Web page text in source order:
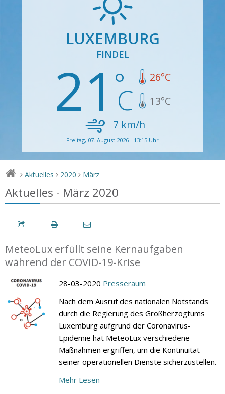
LUXEMBURG
FINDEL
21 26°C
13°C
7 km/h
Freitag, 07. August 2026 - 13:15 Uhr
> Aktuelles > 2020 > März
Aktuelles - März 2020
MeteoLux erfüllt seine Kernaufgaben
während der COVID-19-Krise
28-03-2020 Presseraum
Nach dem Ausruf des nationalen Notstands
durch die Regierung des Großherzogtums
Luxemburg aufgrund der Coronavirus-
Epidemie hat MeteoLux verschiedene
Maßnahmen ergriffen, um die Kontinuität
seiner operationellen Dienste sicherzustellen.
Mehr Lesen